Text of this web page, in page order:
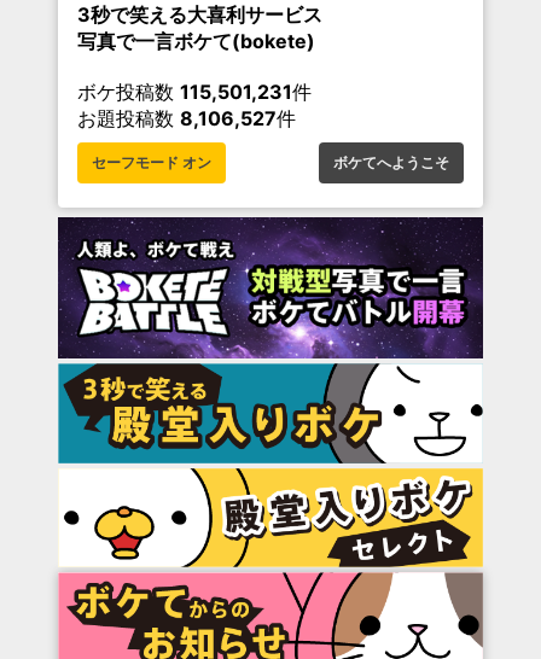
3秒で笑える大喜利サービス
写真で一言ボケて(bokete)
ボケ投稿数 115,501,231件
お題投稿数 8,106,527件
セーフモード オン ボケてへようこそ